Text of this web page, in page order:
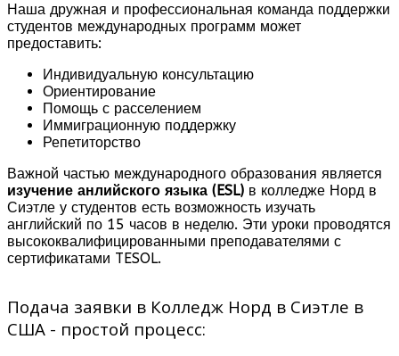
Наша дружная и профессиональная команда поддержки
студентов международных программ может
предоставить:
Индивидуальную консультацию
Ориентирование
Помощь с расселением
Иммиграционную поддержку
Репетиторство
Важной частью международного образования является
изучение анлийского языка (ESL) в колледже Норд в
Сиэтле у студентов есть возможность изучать
английский по 15 часов в неделю. Эти уроки проводятся
высококвалифицированными преподавателями с
сертификатами TESOL.
Подача заявки в Колледж Норд в Сиэтле в
США - простой процесс: